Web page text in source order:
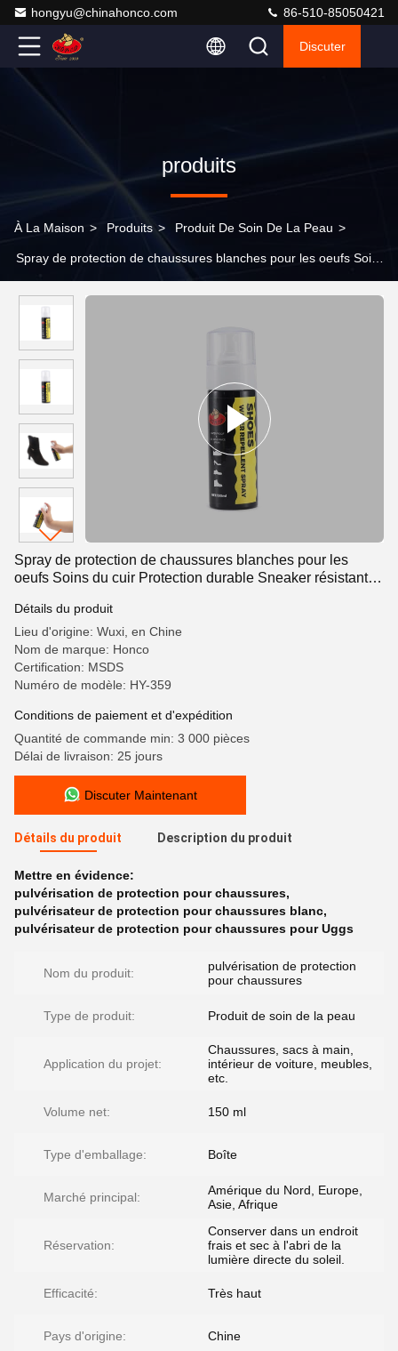
hongyu@chinahonco.com 86-510-85050421
Discuter
produits
À La Maison > Produits > Produit De Soin De La Peau >
Spray de protection de chaussures blanches pour les oeufs Soins
Spray de protection de chaussures blanches pour les
oeufs Soins du cuir Protection durable Sneaker résistant à
Détails du produit
Lieu d'origine: Wuxi, en Chine
Nom de marque: Honco
Certification: MSDS
Numéro de modèle: HY-359
Conditions de paiement et d'expédition
Quantité de commande min: 3 000 pièces
Délai de livraison: 25 jours
Discuter Maintenant
Détails du produit Description du produit
Mettre en évidence:
pulvérisation de protection pour chaussures,
pulvérisateur de protection pour chaussures blanc,
pulvérisateur de protection pour chaussures pour Uggs
Nom du produit:
pulvérisation de protection
pour chaussures
Type de produit: Produit de soin de la peau
Application du projet:
Chaussures, sacs à main,
intérieur de voiture, meubles,
etc.
Volume net: 150 ml
Type d'emballage: Boîte
Marché principal:
Amérique du Nord, Europe,
Asie, Afrique
Réservation:
Conserver dans un endroit
frais et sec à l'abri de la
lumière directe du soleil.
Efficacité: Très haut
Pays d'origine: Chine